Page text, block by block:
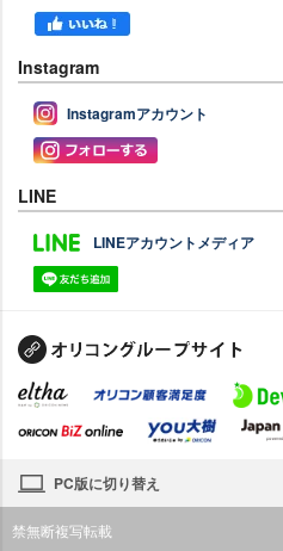
Instagram
Instagramアカウント
LINE
LINEアカウントメディア
PC版に切り替え
禁無断複写転載